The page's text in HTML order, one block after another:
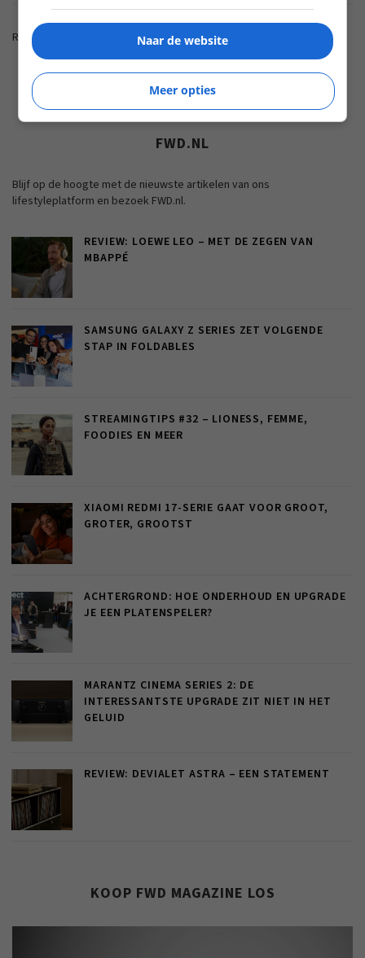
Reacties zijn gesloten.
ADVERTENTIE
FWD.NL
Blijf op de hoogte met de nieuwste artikelen van ons
lifestyleplatform en bezoek FWD.nl.
REVIEW: LOEWE LEO – MET DE ZEGEN VAN
MBAPPÉ
SAMSUNG GALAXY Z SERIES ZET VOLGENDE
STAP IN FOLDABLES
STREAMINGTIPS #32 – LIONESS, FEMME,
FOODIES EN MEER
XIAOMI REDMI 17-SERIE GAAT VOOR GROOT,
GROTER, GROOTST
ACHTERGROND: HOE ONDERHOUD EN UPGRADE
JE EEN PLATENSPELER?
MARANTZ CINEMA SERIES 2: DE
INTERESSANTSTE UPGRADE ZIT NIET IN HET
GELUID
REVIEW: DEVIALET ASTRA – EEN STATEMENT
KOOP FWD MAGAZINE LOS
Naar de website
Meer opties